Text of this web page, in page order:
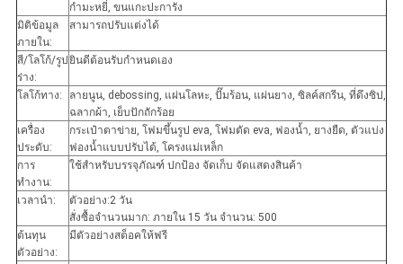
กำมะหยี่, ขนแกะปะการัง
มิติข้อมูล
ภายใน:
สามารถปรับแต่งได้
สี/โลโก้/รูป
ร่าง:
ยินดีต้อนรับกำหนดเอง
โลโก้ทาง:
ลายนูน, debossing, แผ่นโลหะ, ปั๊มร้อน, แผ่นยาง, ซิลค์สกรีน, ที่ดึงซิป,
ฉลากผ้า, เย็บปักถักร้อย
เครื่อง
ประดับ:
กระเป๋าตาข่าย, โฟมขึ้นรูป eva, โฟมตัด eva, ฟองน้ำ, ยางยืด, ตัวแบ่ง
ฟองน้ำแบบปรับได้, โครงแม่เหล็ก
การ
ทำงาน:
ใช้สำหรับบรรจุภัณฑ์ ปกป้อง จัดเก็บ จัดแสดงสินค้า
เวลานำ:
ตัวอย่าง:2 วัน
สั่งซื้อจำนวนมาก: ภายใน 15 วัน จำนวน: 500
ต้นทุน
ตัวอย่าง:
มีตัวอย่างสต็อคให้ฟรี